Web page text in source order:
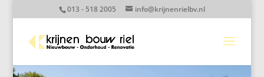
013 - 518 2005 info@krijnenrielbv.nl